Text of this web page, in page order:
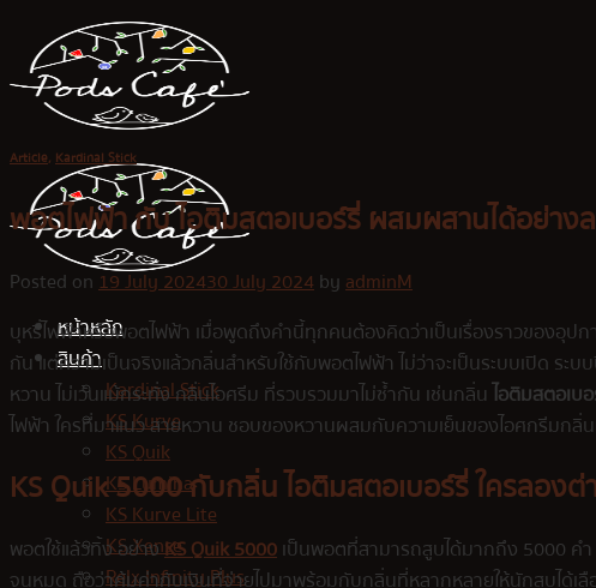
content
หน้าหลัก
สินค้า
Kardinal Stick
KS Kurve
KS Quik
KS Lumina
KS Kurve Lite
KS Xense
Relx Infinity Plus
Article, Kardinal Stick
พอตไฟฟ้า กับ ไอติมสตอเบอร์รี่ ผสมผสานได้อย่าง
Posted on19 July 202430 July 2024byadminM
บุหรี่ไฟฟ้าหรือพอตไฟฟ้า เมื่อพูดถึงคำนี้ทุกคนต้องคิดว่าเป็นเรื่องราวของอุ
กัน แต่ความเป็นจริงแล้วกลิ่นสำหรับใช้กับพอตไฟฟ้า ไม่ว่าจะเป็นระบบเปิด ระ
หวาน ไม่เว้นแม้กระทั่ง กลิ่นไอศรีม ที่รวบรวมมาไม่ซ้ำกัน เช่นกลิ่นไอติมสตอเบ
ไฟฟ้า ใครที่มาแนว สายหวาน ชอบของหวานผสมกับความเย็นของไอศกรีมก
KS Quik 5000กับกลิ่นไอติมสตอเบอร์รี่ใครลองต่
พอตใช้แล้วทิ้ง อย่างKS Quik 5000เป็นพอตที่สามารถสูบได้มากถึง 5000 คำ
จนหมด ถือว่าคุ้มค่ากับเงินที่จ่ายไปมาพร้อมกับกลิ่นที่หลากหลายให้นักสูบได้เลื